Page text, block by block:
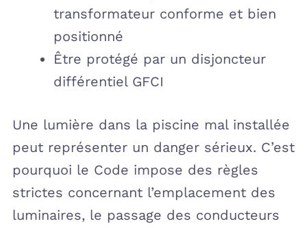
transformateur conforme et bien
positionné
Être protégé par un disjoncteur
différentiel GFCI
Une lumière dans la piscine mal installée
peut représenter un danger sérieux. C’est
pourquoi le Code impose des règles
strictes concernant l’emplacement des
luminaires, le passage des conducteurs